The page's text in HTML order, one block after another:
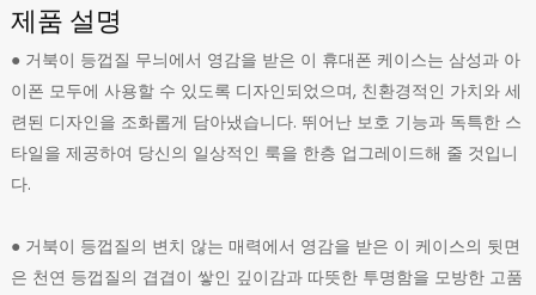
제품 설명
● 거북이 등껍질 무늬에서 영감을 받은 이 휴대폰 케이스는 삼성과 아
이폰 모두에 사용할 수 있도록 디자인되었으며, 친환경적인 가치와 세
련된 디자인을 조화롭게 담아냈습니다. 뛰어난 보호 기능과 독특한 스
타일을 제공하여 당신의 일상적인 룩을 한층 업그레이드해 줄 것입니
다.
● 거북이 등껍질의 변치 않는 매력에서 영감을 받은 이 케이스의 뒷면
은 천연 등껍질의 겹겹이 쌓인 깊이감과 따뜻한 투명함을 모방한 고품